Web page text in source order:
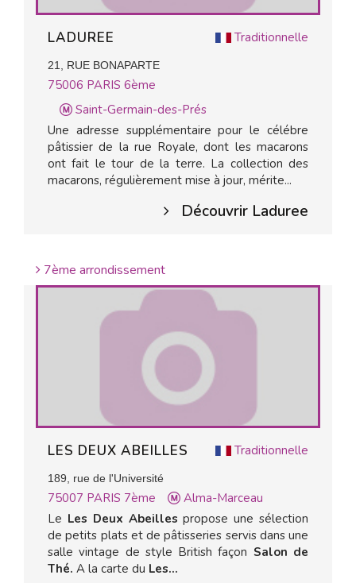
Traditionnelle
LADUREE
21, RUE BONAPARTE
75006 PARIS 6ème
Saint-Germain-des-Prés
Une adresse supplémentaire pour le célébre
pâtissier de la rue Royale, dont les macarons
ont fait le tour de la terre. La collection des
macarons, régulièrement mise à jour, mérite...
Découvrir Laduree
7ème arrondissement
Traditionnelle
LES DEUX ABEILLES
189, rue de l'Université
75007 PARIS 7ème
Alma-Marceau
Le Les Deux Abeillespropose une sélection
de petits plats et de pâtisseries servis dans une
salle vintage de style British façon Salon de
Thé. A la carte du Les...